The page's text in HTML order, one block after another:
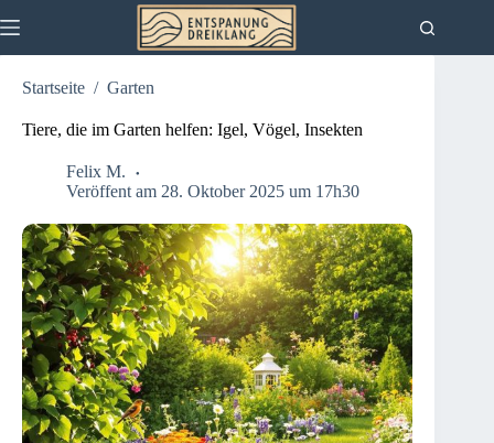
Inhalt
Startseite / Garten
Tiere, die im Garten helfen: Igel, Vögel, Insekten
Felix M.
Veröffent am 28. Oktober 2025 um 17h30